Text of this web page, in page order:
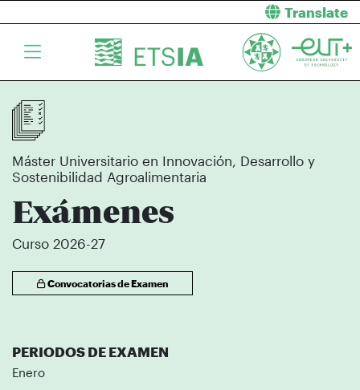
Translate
Máster Universitario en Innovación, Desarrollo y
Sostenibilidad Agroalimentaria
Exámenes
Curso 2026-27
Convocatorias de Examen
PERIODOS DE EXAMEN
Enero